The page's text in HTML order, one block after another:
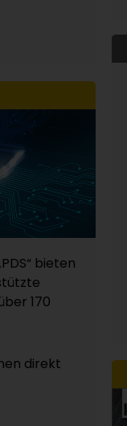
bieten
170
direkt